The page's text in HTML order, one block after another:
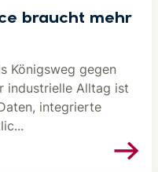
braucht mehr
Königsweg gegen
industrielle Alltag ist
integrierte